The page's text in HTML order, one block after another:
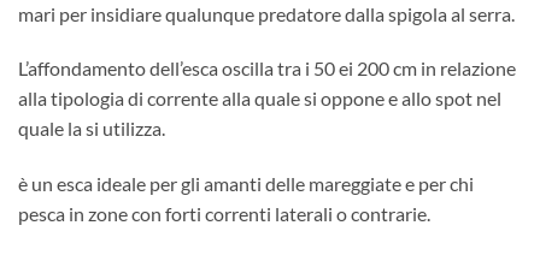
mari per insidiare qualunque predatore dalla spigola al serra.
L’affondamento dell’esca oscilla tra i 50 ei 200 cm in relazione
alla tipologia di corrente alla quale si oppone e allo spot nel
quale la si utilizza.
è un esca ideale per gli amanti delle mareggiate e per chi
pesca in zone con forti correnti laterali o contrarie.